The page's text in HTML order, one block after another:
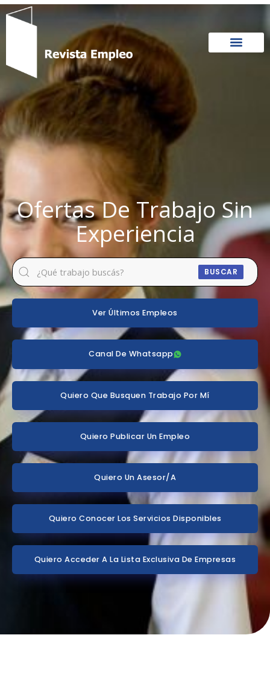
Ir
Ofertas De Trabajo Sin
Experiencia
BUSCAR
Ver Últimos Empleos
Canal De Whatsapp
Quiero Que Busquen Trabajo Por Mí
Quiero Publicar Un Empleo
Quiero Un Asesor/a
Quiero Conocer Los Servicios Disponibles
Quiero Acceder A La Lista Exclusiva De Empresas